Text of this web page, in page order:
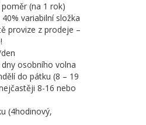
(na 1 rok)
variabilní složka
provize z prodeje –
osobního volna
do pátku (8 – 19
8-16 nebo
(4hodinový,